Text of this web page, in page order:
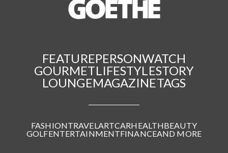
FEATUREPERSONWATCH
GOURMETLIFESTYLESTORY
LOUNGEMAGAZINETAGS
FASHIONTRAVELARTCARHEALTHBEAUTY
GOLFENTERTAINMENTFINANCEAND MORE